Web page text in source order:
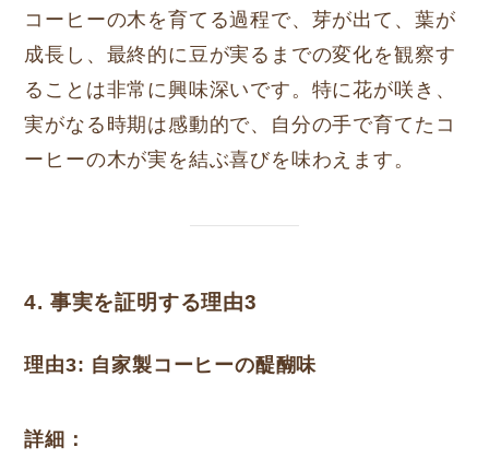
コーヒーの木を育てる過程で、芽が出て、葉が
成長し、最終的に豆が実るまでの変化を観察す
ることは非常に興味深いです。特に花が咲き、
実がなる時期は感動的で、自分の手で育てたコ
ーヒーの木が実を結ぶ喜びを味わえます。
4. 事実を証明する理由3
理由3: 自家製コーヒーの醍醐味
詳細：